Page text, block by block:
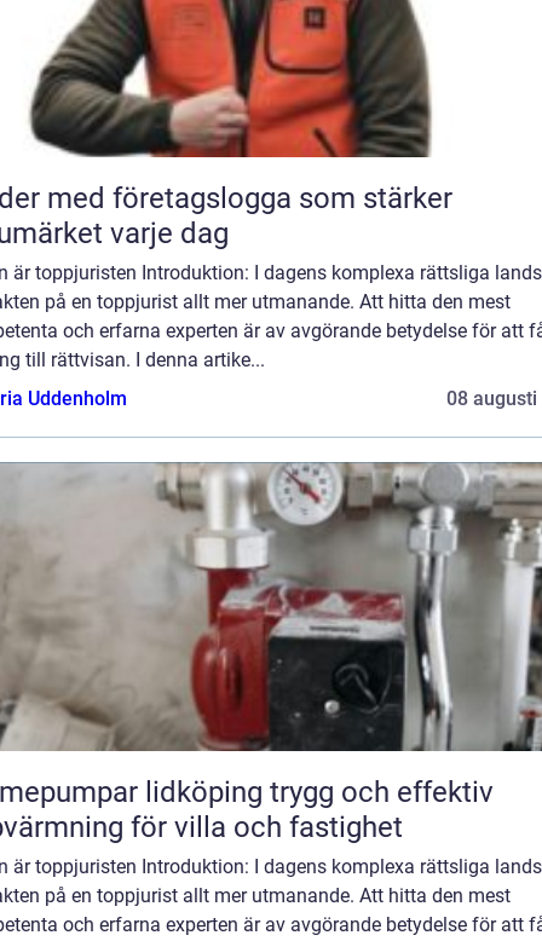
med företagslogga som stärker
varje dag
är toppjuristen Introduktion: I dagens komplexa rättsliga
på en toppjurist allt mer utmanande. Att hitta den mest
och erfarna experten är av avgörande betydelse för att
till rättvisan. I denna artike...
Uddenholm
08 augusti
lidköping trygg och effektiv
för villa och fastighet
är toppjuristen Introduktion: I dagens komplexa rättsliga
på en toppjurist allt mer utmanande. Att hitta den mest
och erfarna experten är av avgörande betydelse för att